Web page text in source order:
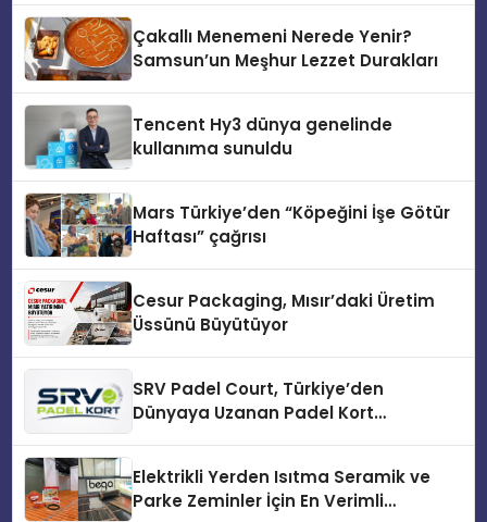
Çakallı Menemeni Nerede Yenir?
Samsun’un Meşhur Lezzet Durakları
Tencent Hy3 dünya genelinde
kullanıma sunuldu
Mars Türkiye’den “Köpeğini İşe Götür
Haftası” çağrısı
Cesur Packaging, Mısır’daki Üretim
Üssünü Büyütüyor
SRV Padel Court, Türkiye’den
Dünyaya Uzanan Padel Kort
Elektrikli Yerden Isıtma Seramik ve
Parke Zeminler İçin En Verimli